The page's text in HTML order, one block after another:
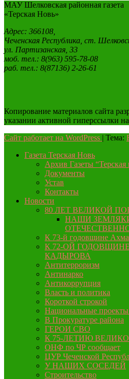
МАУ Шелковская районная газета
«Терская Новь»
Адрес: 366108,
Чеченская Республика, ст.
ул. Партизанская, 33
моб. тел.: 8(963) 595-78-08
раб. тел.: 8(87136) 2-26-61
Копирование материалов сайта
указании активной гиперссылки
Сайт работает на WordPress | Тема:
Газета Терская Новь
Архив Газеты “Терская
Документы
Устав
Контакты
Новости
80 ЛЕТ ВЕЛИКОЙ
НАШИ
К 73-й годовщине
К 72-ОЙ
КАДЫРОВА
Антитерроризм
Антинарко
Антикоррупция
Власть и политика
Короткой строкой
Национальные
В Прокуратуре района
ГЕРОИ СВО
К 75-ЛЕТИЮ
ОНФ по ЧР сообщает
ЦУР Чеченской
У НАШИХ СОСЕДЕЙ
Строительство